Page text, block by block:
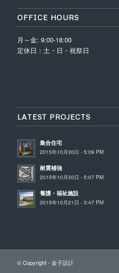
OFFICE HOURS
月～金: 9:00-18:00
定休日：土・日・祝祭日
LATEST PROJECTS
集合住宅
2015年10月30日 - 5:09 PM
耐震補強
2015年10月30日 - 5:07 PM
養護・福祉施設
2015年10月21日 - 3:47 PM
© Copyright - 金子設計